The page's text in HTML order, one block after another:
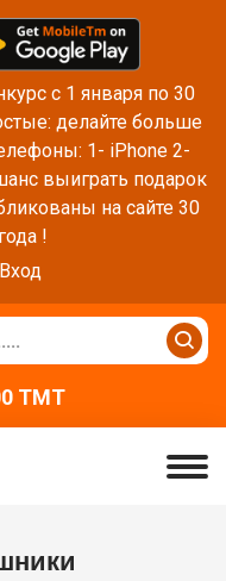
с 1 января по 30
делайте больше
1- iPhone 2-
выиграть подарок
на сайте 30
!
Вход
TMT